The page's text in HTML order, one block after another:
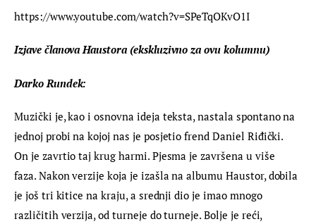
https://www.youtube.com/watch?v=SPeTqOKvO1I
Izjave članova Haustora (ekskluzivno za ovu kolumnu)
Darko Rundek:
Muzički je, kao i osnovna ideja teksta, nastala spontano na
jednoj probi na kojoj nas je posjetio frend Daniel Riđički.
On je zavrtio taj krug harmi. Pjesma je završena u više
faza. Nakon verzije koja je izašla na albumu Haustor, dobila
je još tri kitice na kraju, a srednji dio je imao mnogo
različitih verzija, od turneje do turneje. Bolje je reći,